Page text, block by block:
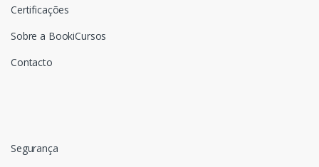
Certificações
Sobre a BookiCursos
Contacto
Segurança